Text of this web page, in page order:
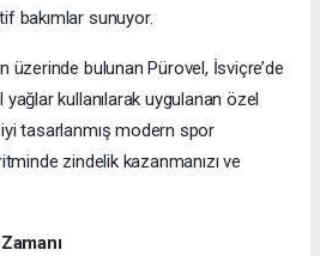
bakımlar sunuyor.
üzerinde bulunan Pürovel, İsviçre’de
kullanılarak uygulanan özel
iyi tasarlanmış modern spor
zindelik kazanmanızı ve